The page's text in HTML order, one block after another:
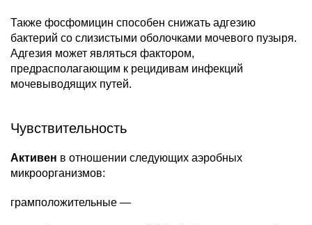
Также фосфомицин способен снижать адгезию
бактерий со слизистыми оболочками мочевого пузыря.
Адгезия может являться фактором,
предрасполагающим к рецидивам инфекций
мочевыводящих путей.
Чувствительность
Активен в отношении следующих аэробных
микроорганизмов:
грамположительные —